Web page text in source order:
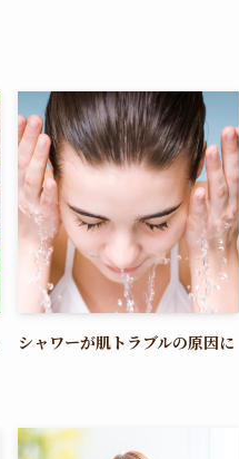
シャワーが肌トラブルの原因に